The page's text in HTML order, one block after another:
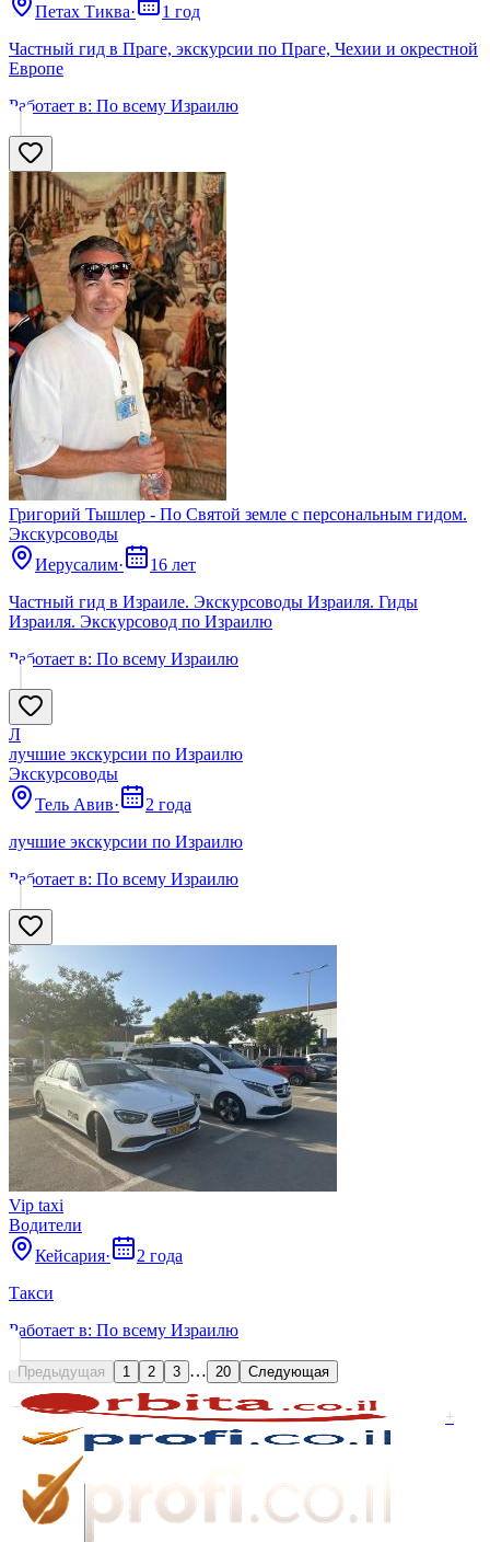
Петах Тиква·
1 год
Частный гид в Праге, экскурсии по Праге, Чехии и окрестной
Европе
Работает в: По всему Израилю
Григорий Тышлер - По Святой земле с персональным гидом.
Экскурсоводы
Иерусалим·
16 лет
Частный гид в Израиле. Экскурсоводы Израиля. Гиды
Израиля. Экскурсовод по Израилю
Работает в: По всему Израилю
Л
лучшие экскурсии по Израилю
Экскурсоводы
Тель Авив·
2 года
лучшие экскурсии по Израилю
Работает в: По всему Израилю
Vip taxi
Водители
Кейсария·
2 года
Такси
Работает в: По всему Израилю
Предыдущая 1 2 3 … 20 Следующая
+